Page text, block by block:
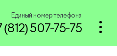
Единый номер телефона
(812) 507-75-75